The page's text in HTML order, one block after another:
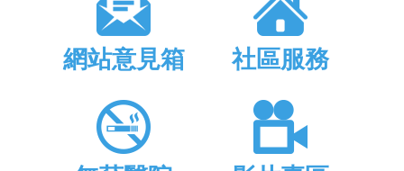
網站意見箱 社區服務